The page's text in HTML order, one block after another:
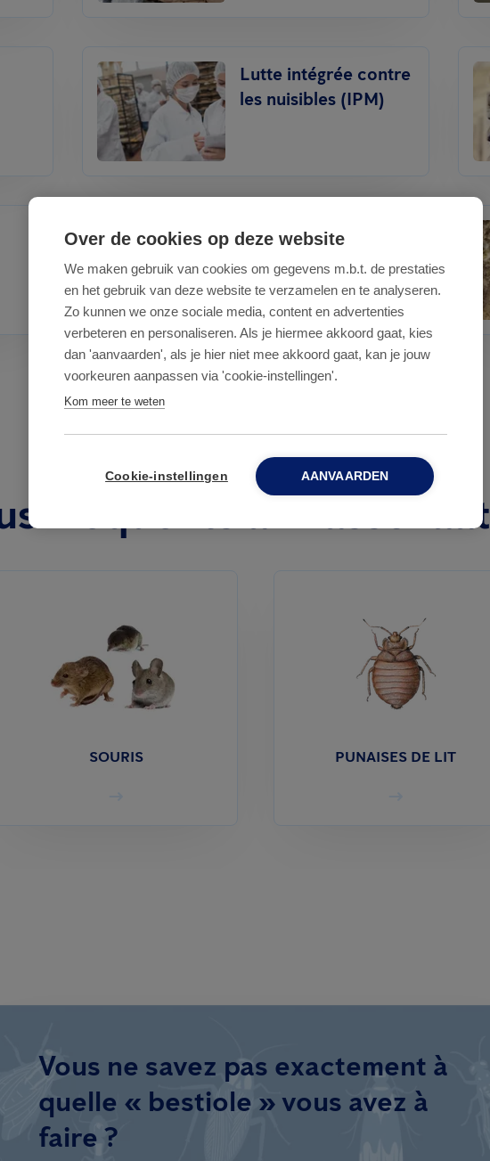
Lutte intégrée contre
les nuisibles (IPM)
Traitement contre les
fréquents à Brasschaat
SOURIS PUNAISES DE LIT
Vous ne savez pas exactement à
quelle « bestiole » vous avez à
faire ?
Over de cookies op deze website
We maken gebruik van cookies om gegevens m.b.t. de prestaties
en het gebruik van deze website te verzamelen en te analyseren.
Zo kunnen we onze sociale media, content en advertenties
verbeteren en personaliseren. Als je hiermee akkoord gaat, kies
dan 'aanvaarden', als je hier niet mee akkoord gaat, kan je jouw
voorkeuren aanpassen via 'cookie-instellingen'.
Kom meer te weten
Cookie-instellingen AANVAARDEN